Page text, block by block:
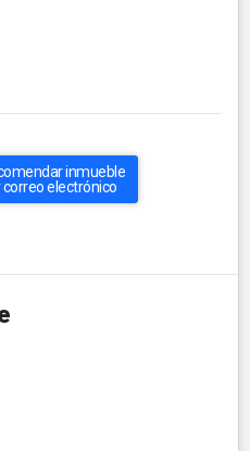
inmueble
correo electrónico